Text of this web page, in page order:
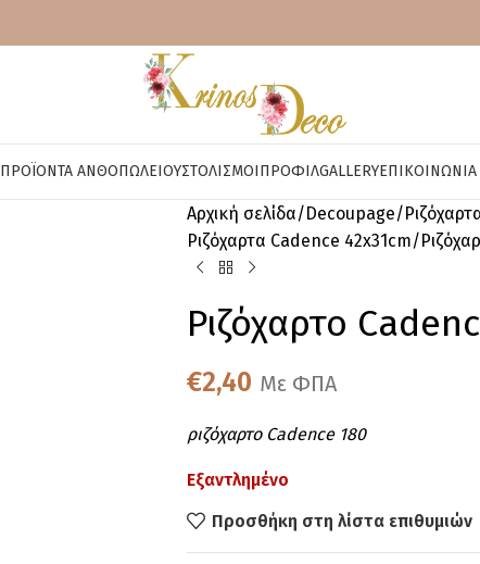
ΠΡΟΪΌΝΤΑ ΑΝΘΟΠΩΛΕΊΟΥΣΤΟΛΙΣΜΟΊΠΡΟΦΊΛGALLERYΕΠΙΚΟΙΝΩΝΊΑ
Αρχική σελίδα Decoupage
Ριζόχαρτα Cadence 42x31cm
Ριζόχαρτο
€2,40 Με ΦΠΑ
ριζόχαρτο Cadence 180
Εξαντλημένο
Προσθήκη στη λίστα επιθυμιών